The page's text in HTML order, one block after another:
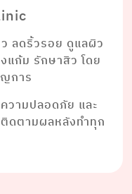
ลดริ้วรอย ดูแลผิว
ก้ม รักษาสิว โดย
การ
วามปลอดภัย และ
ดตามผลหลังทำทุก